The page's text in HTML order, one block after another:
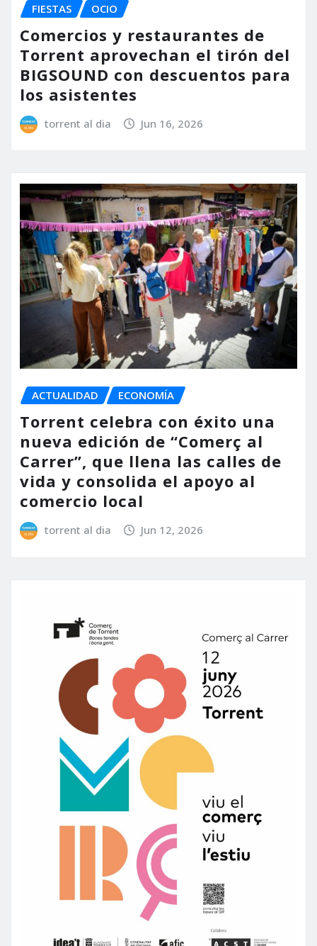
FIESTAS
OCIO
Comercios y restaurantes de
Torrent aprovechan el tirón del
BIGSOUND con descuentos para
los asistentes
torrent al dia Jun 16, 2026
ACTUALIDAD ECONOMÍA
Torrent celebra con éxito una
nueva edición de “Comerç al
Carrer”, que llena las calles de
vida y consolida el apoyo al
comercio local
torrent al dia Jun 12, 2026